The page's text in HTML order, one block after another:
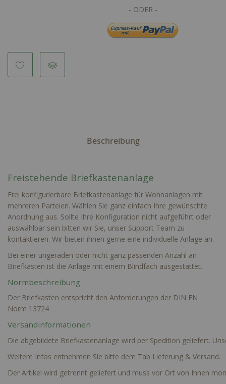
Beschreibung
Freistehende Briefkastenanlage
Frei konfigurierbare Briefkastenanlage für Wohnanlagen mit
mehreren Parteien. Wählen Sie ganz einfach Ihre gewünschte
Anordnung aus. Sollte Ihre Konfiguration nicht aufgeführt oder
auswählbar sein bitten wir Sie, unser Support Team zu
kontaktieren. Wir bieten ihnen gerne eine individuelle Anlage an.
Bei einer ungeraden oder nicht ganz passenden Anzahl an
Briefkästen ist die Anlage mit einem Blindfach ausgestattet.
Normbeschreibung
Der Briefkasten entspricht den Anforderungen der DIN EN
Norm 13724
Versandinformationen
Die abgebildete Briefkastenanlage wird per Spedition geliefert.
Weitere Infos entnehmen Sie bitte dem Tab Lieferung & Versand.
Der Artikel wird getrennt geliefert und muss vor Ort von Ihnen